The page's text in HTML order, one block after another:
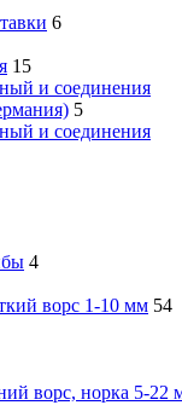
6
15
и соединения
5
и соединения
4
ворс 1-10 мм 54
ворс, норка 5-22